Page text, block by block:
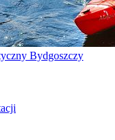
Bydgoszczy